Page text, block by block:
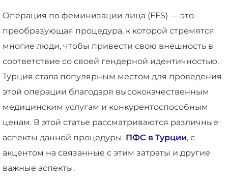
Операция по феминизации лица (FFS) — это
преобразующая процедура, к которой стремятся
многие люди, чтобы привести свою внешность в
соответствие со своей гендерной идентичностью.
Турция стала популярным местом для проведения
этой операции благодаря высококачественным
медицинским услугам и конкурентоспособным
ценам. В этой статье рассматриваются различные
аспекты данной процедуры. ПФС в Турции, с
акцентом на связанные с этим затраты и другие
важные аспекты.